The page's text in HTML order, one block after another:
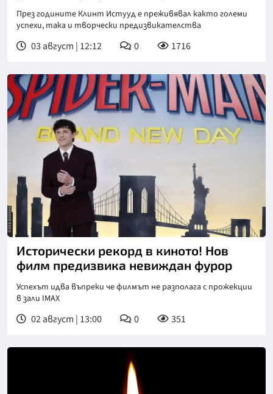
През годините Клинт Истууд е преживявал както големи
успехи, така и творчески предизвикателства
03 август | 12:12 0 1716
Снимка: БГНЕС
Исторически рекорд в киното! Нов
филм предизвика невиждан фурор
Успехът идва въпреки че филмът не разполага с прожекции
в зали IMAX
02 август | 13:00 0 351